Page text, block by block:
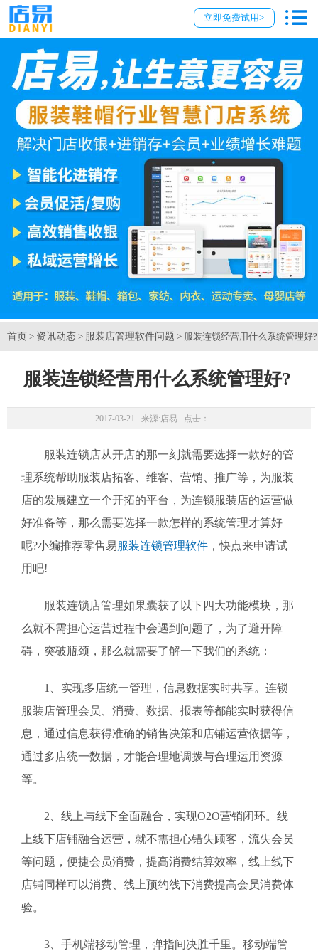
立即免费试用>
首页 > 资讯动态 > 服装店管理软件问题 > 服装连锁经营用什么系统管理好?
服装连锁经营用什么系统管理好?
2017-03-21 来源:店易 点击：
服装连锁店从开店的那一刻就需要选择一款好的管
理系统帮助服装店拓客、维客、营销、推广等，为服装
店的发展建立一个开拓的平台，为连锁服装店的运营做
好准备等，那么需要选择一款怎样的系统管理才算好
呢?小编推荐零售易服装连锁管理软件 ，快点来申请试
用吧!
服装连锁店管理如果囊获了以下四大功能模块，那
么就不需担心运营过程中会遇到问题了，为了避开障
碍，突破瓶颈，那么就需要了解一下我们的系统：
1、实现多店统一管理，信息数据实时共享。连锁
服装店管理会员、消费、数据、报表等都能实时获得信
息，通过信息获得准确的销售决策和店铺运营依据等，
通过多店统一数据，才能合理地调拨与合理运用资源
等。
2、线上与线下全面融合，实现O2O营销闭环。线
上线下店铺融合运营，就不需担心错失顾客，流失会员
等问题，便捷会员消费，提高消费结算效率，线上线下
店铺同样可以消费、线上预约线下消费提高会员消费体
验。
3、手机端移动管理，弹指间决胜千里。移动端管